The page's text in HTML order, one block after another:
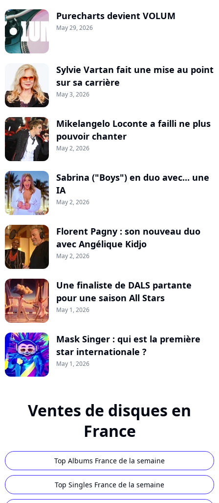
Purecharts devient VOLUM
May 29, 2026
Sylvie Vartan fait une mise au point
sur sa carrière
May 3, 2026
Mikelangelo Loconte a failli ne plus
pouvoir chanter
May 2, 2026
Sabrina ("Boys") en duo avec... une
IA
May 2, 2026
Florent Pagny : son nouveau duo
avec Angélique Kidjo
May 2, 2026
Une finaliste de DALS partante
pour une saison All Stars
May 1, 2026
Mask Singer : qui est la première
star internationale ?
May 1, 2026
Ventes de disques en
France
Top Albums France de la semaine
Top Singles France de la semaine